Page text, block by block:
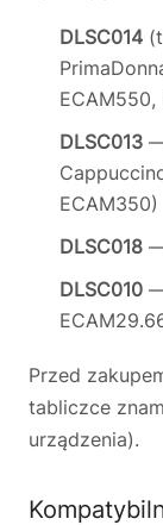
DLSC014
ECAM550,
DLSC013
ECAM350)
DLSC018
DLSC010
Przed
tabliczce
urządzenia).